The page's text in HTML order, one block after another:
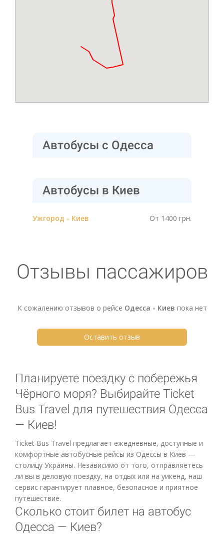
Автобусы с Одесса
Автобусы в Киев
Ужгород - Киев От 1400 грн.
Отзывы пассажиров
К сожалению отзывов о рейсе Одесса - Киев пока нет
Оставить отзыв
Планируете поездку с побережья
Чёрного моря? Выбирайте Ticket
Bus Travel для путешествия Одесса
— Киев!
Ticket Bus Travel предлагает ежедневные, доступные и
комфортные автобусные рейсы из Одессы в Киев —
столицу Украины. Независимо от того, отправляетесь
ли вы в деловую поездку, на отдых или на уикенд, наш
сервис гарантирует плавное, безопасное и приятное
путешествие.
Сколько стоит билет на автобус
Одесса — Киев?